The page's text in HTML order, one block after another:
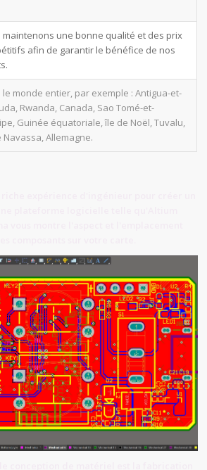
maintenons une bonne qualité et des prix
afin de garantir le bénéfice de nos
le monde entier, par exemple : Antigua-et-
Rwanda, Canada, Sao Tomé-et-
Guinée équatoriale, île de Noël, Tuvalu,
Navassa, Allemagne.